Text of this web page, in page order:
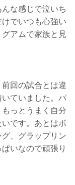
な感じで泣いち
でいつも心強い
アムで家族と見
回の試合とは違
ていました。パ
っとうまく自分
です。あとはボ
、グラップリン
いなので頑張り